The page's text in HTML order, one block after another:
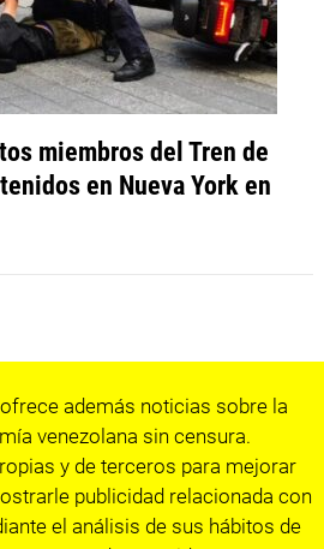
miembros del Tren de
en Nueva York en
además noticias sobre la
venezolana sin censura.
y de terceros para mejorar
publicidad relacionada con
el análisis de sus hábitos de